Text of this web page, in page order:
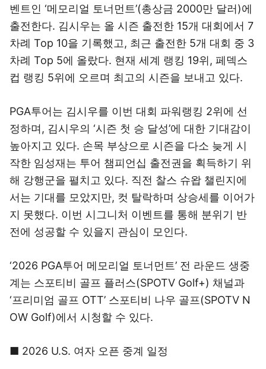
벤트인 ‘메모리얼 토너먼트’(총상금 2000만 달러)에
출전한다. 김시우는 올 시즌 출전한 15개 대회에서 7
차례 Top 10을 기록했고, 최근 출전한 5개 대회 중 3
차례 Top 5에 올랐다. 현재 세계 랭킹 19위, 페덱스
컵 랭킹 5위에 오르며 최고의 시즌을 보내고 있다.
PGA투어는 김시우를 이번 대회 파워랭킹 2위에 선
정하며, 김시우의 ‘시즌 첫 승 달성’에 대한 기대감이
높아지고 있다. 손목 부상으로 시즌을 다소 늦게 시
작한 임성재는 투어 챔피언십 출전권을 획득하기 위
해 강행군을 펼치고 있다. 직전 찰스 슈왑 챌린지에
서는 기대를 모았지만, 컷 탈락하며 상승세를 이어가
지 못했다. 이번 시그니처 이벤트를 통해 분위기 반
전에 성공할 수 있을지 관심이 모인다.
‘2026 PGA투어 메모리얼 토너먼트’ 전 라운드 생중
계는 스포티비 골프 플러스(SPOTV Golf+) 채널과
‘프리미엄 골프 OTT’ 스포티비 나우 골프(SPOTV N
OW Golf)에서 시청할 수 있다.
■ 2026 U.S. 여자 오픈 중계 일정